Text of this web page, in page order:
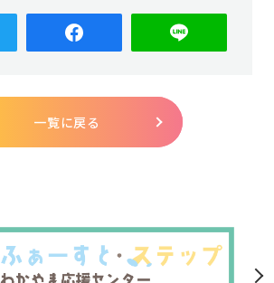
一覧に戻る